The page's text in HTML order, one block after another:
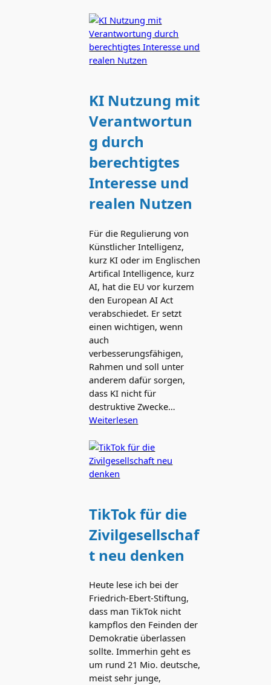
KI Nutzung mit
Verantwortun
g durch
berechtigtes
Interesse und
realen Nutzen
Für die Regulierung von
Künstlicher Intelligenz,
kurz KI oder im Englischen
Artifical Intelligence, kurz
AI, hat die EU vor kurzem
den European AI Act
verabschiedet. Er setzt
einen wichtigen, wenn
auch
verbesserungsfähigen,
Rahmen und soll unter
anderem dafür sorgen,
dass KI nicht für
destruktive Zwecke…
Weiterlesen
TikTok für die
Zivilgesellschaf
t neu denken
Heute lese ich bei der
Friedrich-Ebert-Stiftung,
dass man TikTok nicht
kampflos den Feinden der
Demokratie überlassen
sollte. Immerhin geht es
um rund 21 Mio. deutsche,
meist sehr junge,